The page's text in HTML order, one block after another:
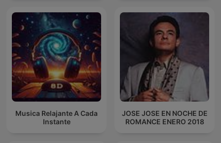
Musica Relajante A Cada
Instante
JOSE JOSE EN NOCHE DE
ROMANCE ENERO 2018